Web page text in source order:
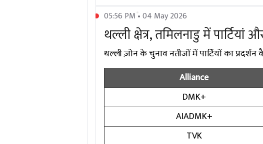
05:56 PM • 04 May 2026
थल्ली क्षेत्र, तमिलनाडु में
थल्ली ज़ोन के चुनाव नतीजों में पार्टियों का
Alliance
DMK+
AIADMK+
TVK